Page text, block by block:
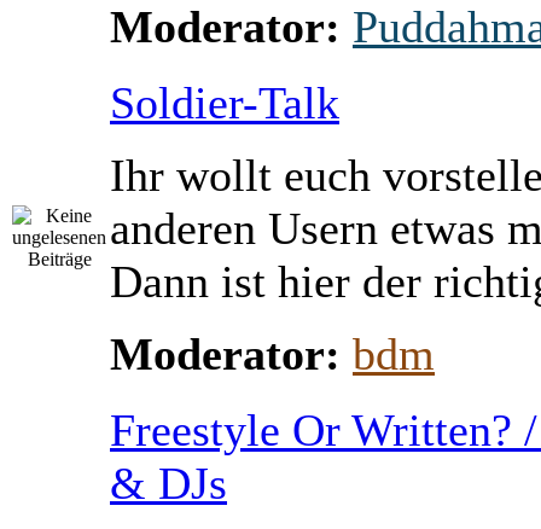
Moderator:
Soldier-Talk
Ihr wollt euch
anderen Usern etwas
Dann ist hier der
Moderator: bdm
Freestyle Or Written?
& DJs